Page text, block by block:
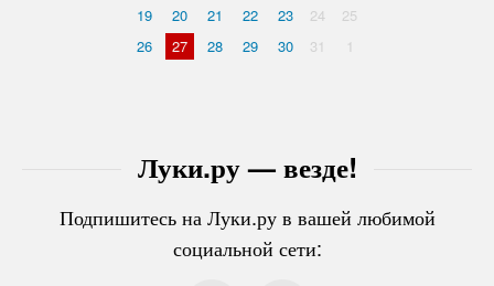
Луки.ру — везде!
Подпишитесь на Луки.ру в вашей любимой
социальной сети:
19
20 21 22 23 24
25
26
27 28 29 30 31 1